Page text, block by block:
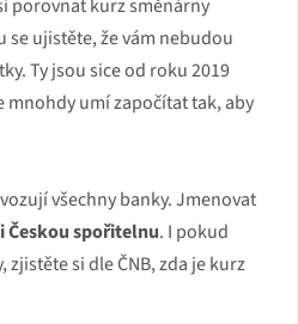
porovnat kurz směnárny
se ujistěte, že vám nebudou
Ty jsou sice od roku 2019
mnohdy umí započítat tak, aby
všechny banky. Jmenovat
Českou spořitelnu. I pokud
si dle ČNB, zda je kurz